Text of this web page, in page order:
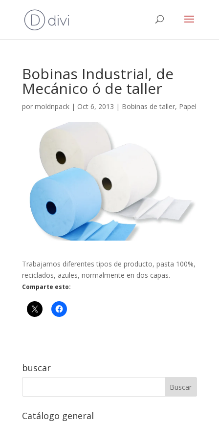
Bobinas Industrial, de
Mecánico ó de taller
por moldnpack| Oct 6, 2013 | Bobinas de taller, Papel
Trabajamos diferentes tipos de producto, pasta 100%,
reciclados, azules, normalmente en dos capas.
Comparte esto:
buscar
Catálogo general